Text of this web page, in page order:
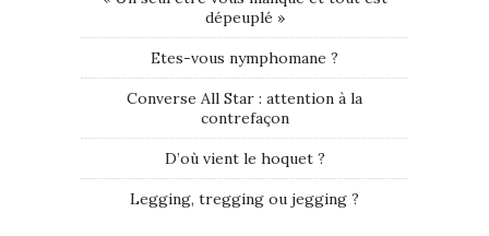
dépeuplé »
Etes-vous nymphomane ?
Converse All Star : attention à la
contrefaçon
D’où vient le hoquet ?
Legging, tregging ou jegging ?